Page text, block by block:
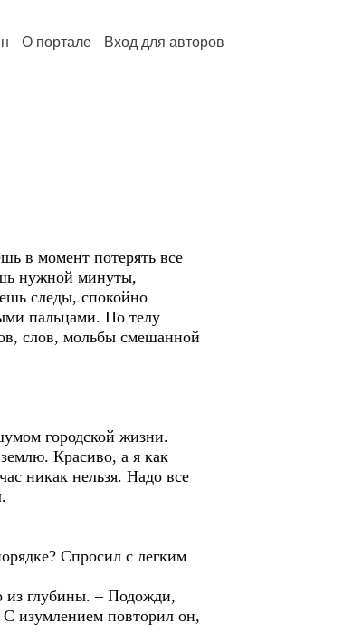
О портале Вход для авторов
в момент потерять все
нужной минуты,
следы, спокойно
пальцами. По телу
слов, мольбы смешанной
городской жизни.
Красиво, а я как
никак нельзя. Надо все
Спросил с легким
из глубины. – Подожди,
изумлением повторил он,